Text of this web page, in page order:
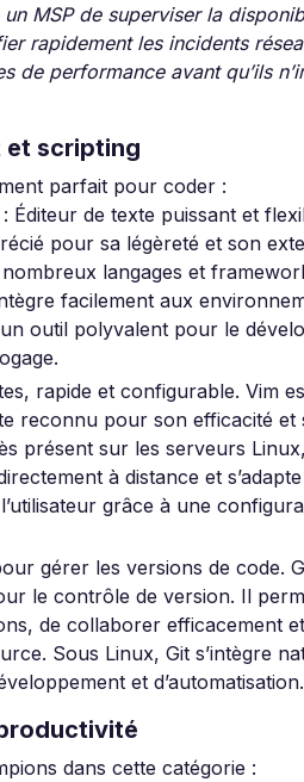
MSP de superviser la
rapidement les incidents
de performance avant qu’ils
et scripting
parfait pour coder :
: Éditeur de texte puissant et
pour sa légèreté et son
langages et
facilement aux
outil polyvalent pour le
rapide et configurable. Vim
reconnu pour son efficacité et
présent sur les serveurs
à distance et
grâce à une
gérer les versions de code.
le contrôle de version. Il
de collaborer efficacement
Sous Linux, Git s’intègre
et d’automatisation.
dans cette catégorie :